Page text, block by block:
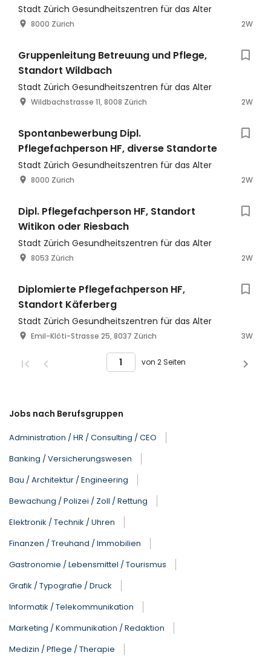
Stadt Zürich Gesundheitszentren für das Alter
8000 Zürich 2W
Gruppenleitung Betreuung und Pflege,
Standort Wildbach
Stadt Zürich Gesundheitszentren für das Alter
Wildbachstrasse 11, 8008 Zürich 2W
Spontanbewerbung Dipl.
Pflegefachperson HF, diverse Standorte
Stadt Zürich Gesundheitszentren für das Alter
8000 Zürich 2W
Dipl. Pflegefachperson HF, Standort
Witikon oder Riesbach
Stadt Zürich Gesundheitszentren für das Alter
8053 Zürich 2W
Diplomierte Pflegefachperson HF,
Standort Käferberg
Stadt Zürich Gesundheitszentren für das Alter
Emil-Klöti-Strasse 25, 8037 Zürich 3W
von 2 Seiten
Jobs nach Berufsgruppen
Administration / HR / Consulting / CEO
Banking / Versicherungswesen
Bau / Architektur / Engineering
Bewachung / Polizei / Zoll / Rettung
Elektronik / Technik / Uhren
Finanzen / Treuhand / Immobilien
Gastronomie / Lebensmittel / Tourismus
Grafik / Typografie / Druck
Informatik / Telekommunikation
Marketing / Kommunikation / Redaktion
Medizin / Pflege / Therapie